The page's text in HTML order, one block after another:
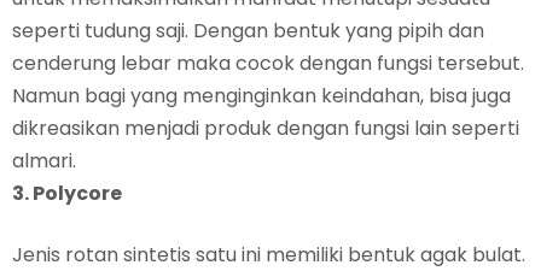
seperti tudung saji. Dengan bentuk yang pipih dan
cenderung lebar maka cocok dengan fungsi tersebut.
Namun bagi yang menginginkan keindahan, bisa juga
dikreasikan menjadi produk dengan fungsi lain seperti
almari.
3. Polycore
Jenis rotan sintetis satu ini memiliki bentuk agak bulat.